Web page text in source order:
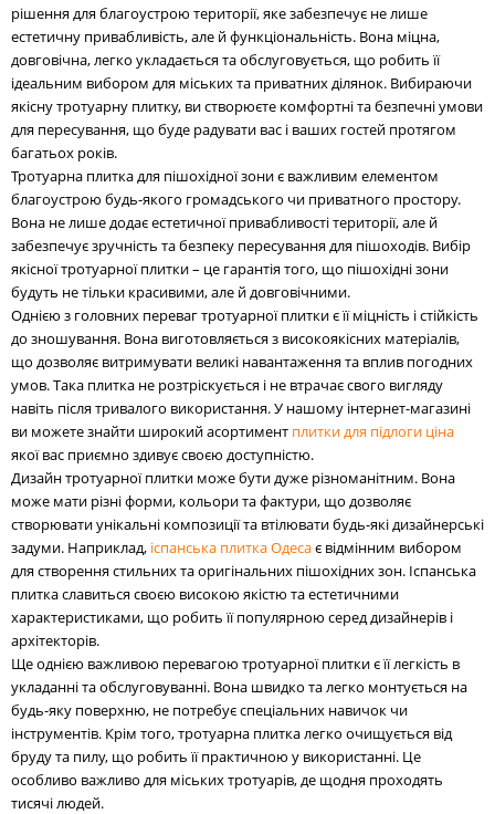
рішення для благоустрою території, яке забезпечує не лише
естетичну привабливість, але й функціональність. Вона міцна,
довговічна, легко укладається та обслуговується, що робить її
ідеальним вибором для міських та приватних ділянок. Вибираючи
якісну тротуарну плитку, ви створюєте комфортні та безпечні умови
для пересування, що буде радувати вас і ваших гостей протягом
багатьох років.
Тротуарна плитка для пішохідної зони є важливим елементом
благоустрою будь-якого громадського чи приватного простору.
Вона не лише додає естетичної привабливості території, але й
забезпечує зручність та безпеку пересування для пішоходів. Вибір
якісної тротуарної плитки – це гарантія того, що пішохідні зони
будуть не тільки красивими, але й довговічними.
Однією з головних переваг тротуарної плитки є її міцність і стійкість
до зношування. Вона виготовляється з високоякісних матеріалів,
що дозволяє витримувати великі навантаження та вплив погодних
умов. Така плитка не розтріскується і не втрачає свого вигляду
навіть після тривалого використання. У нашому інтернет-магазині
ви можете знайти широкий асортимент плитки для підлоги ціна
якої вас приємно здивує своєю доступністю.
Дизайн тротуарної плитки може бути дуже різноманітним. Вона
може мати різні форми, кольори та фактури, що дозволяє
створювати унікальні композиції та втілювати будь-які дизайнерські
задуми. Наприклад, іспанська плитка Одесає відмінним вибором
для створення стильних та оригінальних пішохідних зон. Іспанська
плитка славиться своєю високою якістю та естетичними
характеристиками, що робить її популярною серед дизайнерів і
архітекторів.
Ще однією важливою перевагою тротуарної плитки є її легкість в
укладанні та обслуговуванні. Вона швидко та легко монтується на
будь-яку поверхню, не потребує спеціальних навичок чи
інструментів. Крім того, тротуарна плитка легко очищується від
бруду та пилу, що робить її практичною у використанні. Це
особливо важливо для міських тротуарів, де щодня проходять
тисячі людей.